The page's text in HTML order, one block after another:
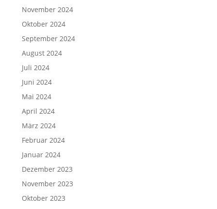
November 2024
Oktober 2024
September 2024
August 2024
Juli 2024
Juni 2024
Mai 2024
April 2024
März 2024
Februar 2024
Januar 2024
Dezember 2023
November 2023
Oktober 2023